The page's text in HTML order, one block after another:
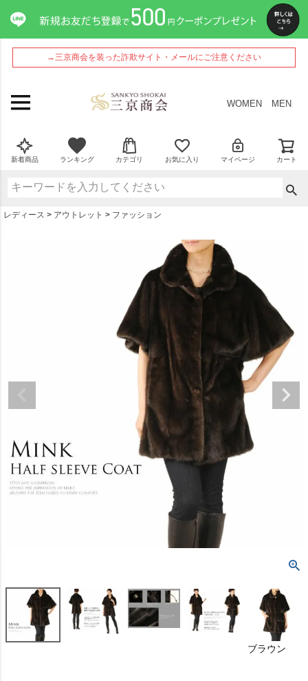
→三京商会を装った詐欺サイト・メールにご注意ください
WOMEN MEN
新着商品 ランキング カテゴリ お気に入り マイページ カート
レディース アウトレット ファッション
ブラウン
ペー
ジト
ップ
へ